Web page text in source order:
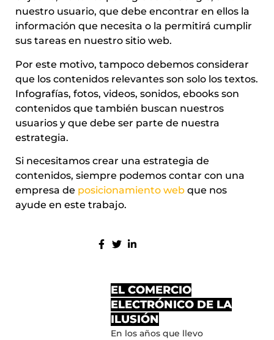
nuestro usuario, que debe encontrar en ellos la
información que necesita o la permitirá cumplir
sus tareas en nuestro sitio web.
Por este motivo, tampoco debemos considerar
que los contenidos relevantes son solo los textos.
Infografías, fotos, videos, sonidos, ebooks son
contenidos que también buscan nuestros
usuarios y que debe ser parte de nuestra
estrategia.
Si necesitamos crear una estrategia de
contenidos, siempre podemos contar con una
empresa de posicionamiento web que nos
ayude en este trabajo.
EL COMERCIO
ELECTRÓNICO DE LA
ILUSIÓN
En los años que llevo